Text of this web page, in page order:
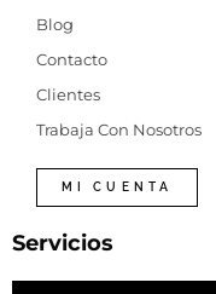
Blog
Contacto
Clientes
Trabaja Con Nosotros
MI CUENTA
Servicios